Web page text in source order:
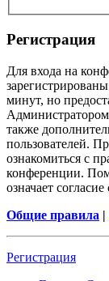
Регистрация
Для входа на
минут, но
также
пользователей.
ознакомиться с
конференции.
означает
Общие правила |
Регистрация